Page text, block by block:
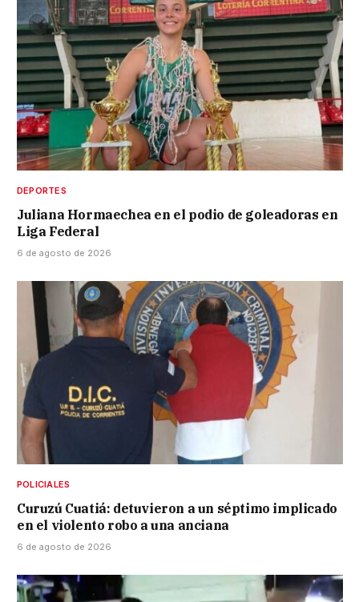
DEPORTES
Juliana Hormaechea en el podio de goleadoras en
Liga Federal
6 de agosto de 2026
POLICIALES
Curuzú Cuatiá: detuvieron a un séptimo implicado
en el violento robo a una anciana
6 de agosto de 2026